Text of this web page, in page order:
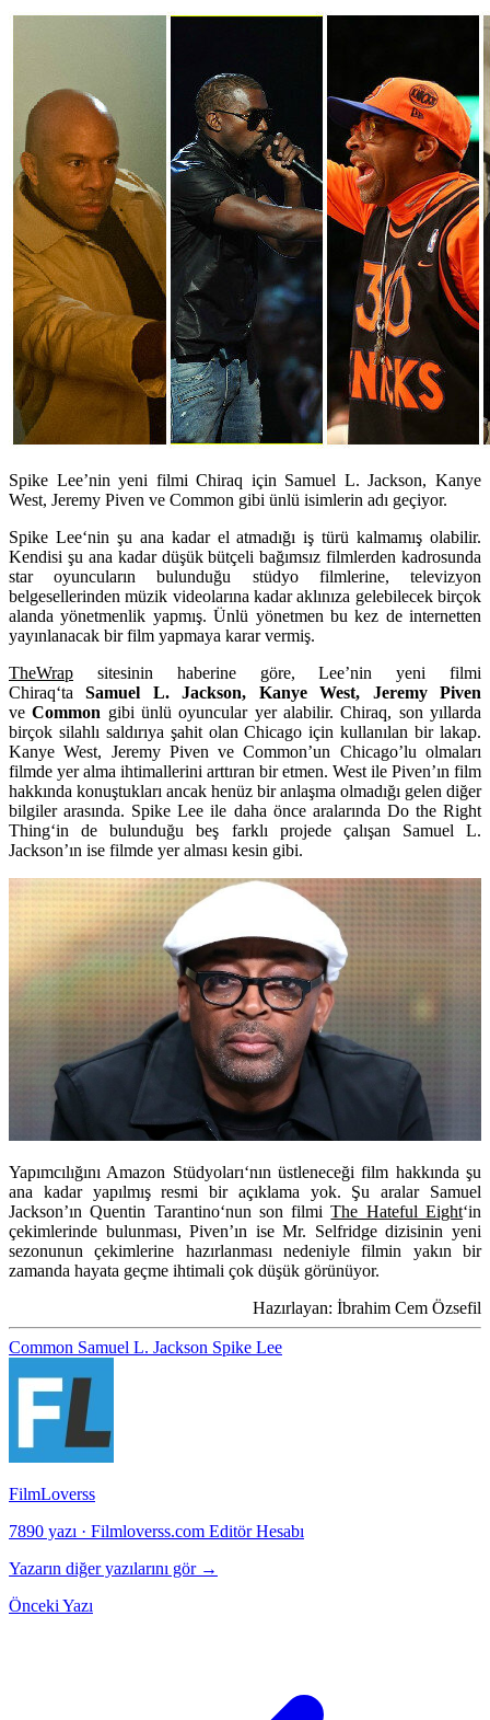
Spike Lee’nin yeni filmi Chiraq için Samuel L. Jackson, Kanye
West, Jeremy Piven ve Common gibi ünlü isimlerin adı geçiyor.
Spike Lee‘nin şu ana kadar el atmadığı iş türü kalmamış olabilir.
Kendisi şu ana kadar düşük bütçeli bağımsız filmlerden kadrosunda
star oyuncuların bulunduğu stüdyo filmlerine, televizyon
belgesellerinden müzik videolarına kadar aklınıza gelebilecek birçok
alanda yönetmenlik yapmış. Ünlü yönetmen bu kez de internetten
yayınlanacak bir film yapmaya karar vermiş.
TheWrap sitesinin haberine göre, Lee’nin yeni filmi
Chiraq‘taSamuel L. Jackson, Kanye West, Jeremy Piven
veCommon gibi ünlü oyuncular yer alabilir. Chiraq, son yıllarda
birçok silahlı saldırıya şahit olan Chicago için kullanılan bir lakap.
Kanye West, Jeremy Piven ve Common’un Chicago’lu olmaları
filmde yer alma ihtimallerini arttıran bir etmen. West ile Piven’ın film
hakkında konuştukları ancak henüz bir anlaşma olmadığı gelen diğer
bilgiler arasında. Spike Lee ile daha önce aralarında Do the Right
Thing‘in de bulunduğu beş farklı projede çalışan Samuel L.
Jackson’ın ise filmde yer alması kesin gibi.
Yapımcılığını Amazon Stüdyoları‘nın üstleneceği film hakkında şu
ana kadar yapılmış resmi bir açıklama yok. Şu aralar Samuel
Jackson’ınQuentin Tarantino‘nun son filmiThe Hateful Eight‘in
çekimlerinde bulunması, Piven’ın iseMr. Selfridgedizisinin yeni
sezonunun çekimlerine hazırlanması nedeniyle filmin yakın bir
zamanda hayata geçme ihtimali çok düşük görünüyor.
Hazırlayan: İbrahim Cem Özsefil
Common Samuel L. Jackson Spike Lee
FilmLoverss
7890 yazı · Filmloverss.com Editör Hesabı
Yazarın diğer yazılarını gör →
Önceki Yazı